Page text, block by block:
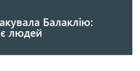
Балаклію:
людей